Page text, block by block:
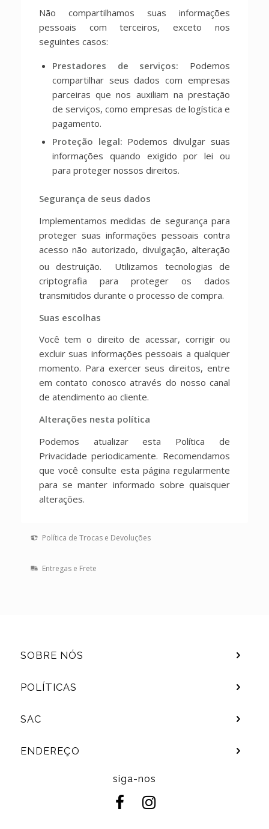
Não compartilhamos suas informações
pessoais com terceiros, exceto nos
seguintes casos:
Prestadores de serviços: Podemos
compartilhar seus dados com empresas
parceiras que nos auxiliam na prestação
de serviços, como empresas de logística e
pagamento.
Proteção legal: Podemos divulgar suas
informações quando exigido por lei ou
para proteger nossos direitos.
Segurança de seus dados
Implementamos medidas de segurança para
proteger suas informações pessoais contra
acesso não autorizado, divulgação, alteração
ou destruição.
Utilizamos tecnologias de
criptografia para proteger os dados
transmitidos durante o processo de compra.
Suas escolhas
Você tem o direito de acessar, corrigir ou
excluir suas informações pessoais a qualquer
momento. Para exercer seus direitos, entre
em contato conosco através do nosso canal
de atendimento ao cliente.
Alterações nesta política
Podemos atualizar esta Política de
Privacidade periodicamente. Recomendamos
que você consulte esta página regularmente
para se manter informado sobre quaisquer
alterações.
Política de Trocas e Devoluções
Entregas e Frete
SOBRE NÓS
POLÍTICAS
SAC
ENDEREÇO
siga-nos